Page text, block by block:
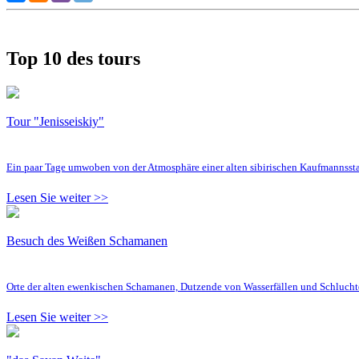
Top 10 des tours
Tour "Jenisseiskiy"
Ein paar Tage umwoben von der Atmosphäre einer alten sibirischen
Lesen Sie weiter >>
Besuch des Weißen Schamanen
Orte der alten ewenkischen Schamanen, Dutzende von Wasserfällen und
Lesen Sie weiter >>